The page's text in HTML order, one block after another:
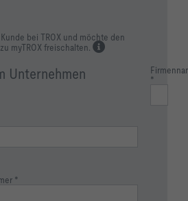
bei TROX und möchte den
myTROX freischalten.
Unternehmen